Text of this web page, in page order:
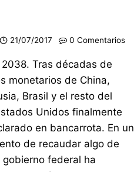
21/07/2017 0 Comentarios
2038. Tras décadas de
monetarios de China,
Brasil y el resto del
Unidos finalmente
en bancarrota. En un
de recaudar algo de
gobierno federal ha